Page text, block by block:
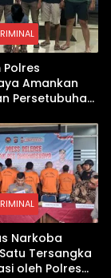
Amankan
Persetubuhan
Narkoba
Tersangka
oleh Polres